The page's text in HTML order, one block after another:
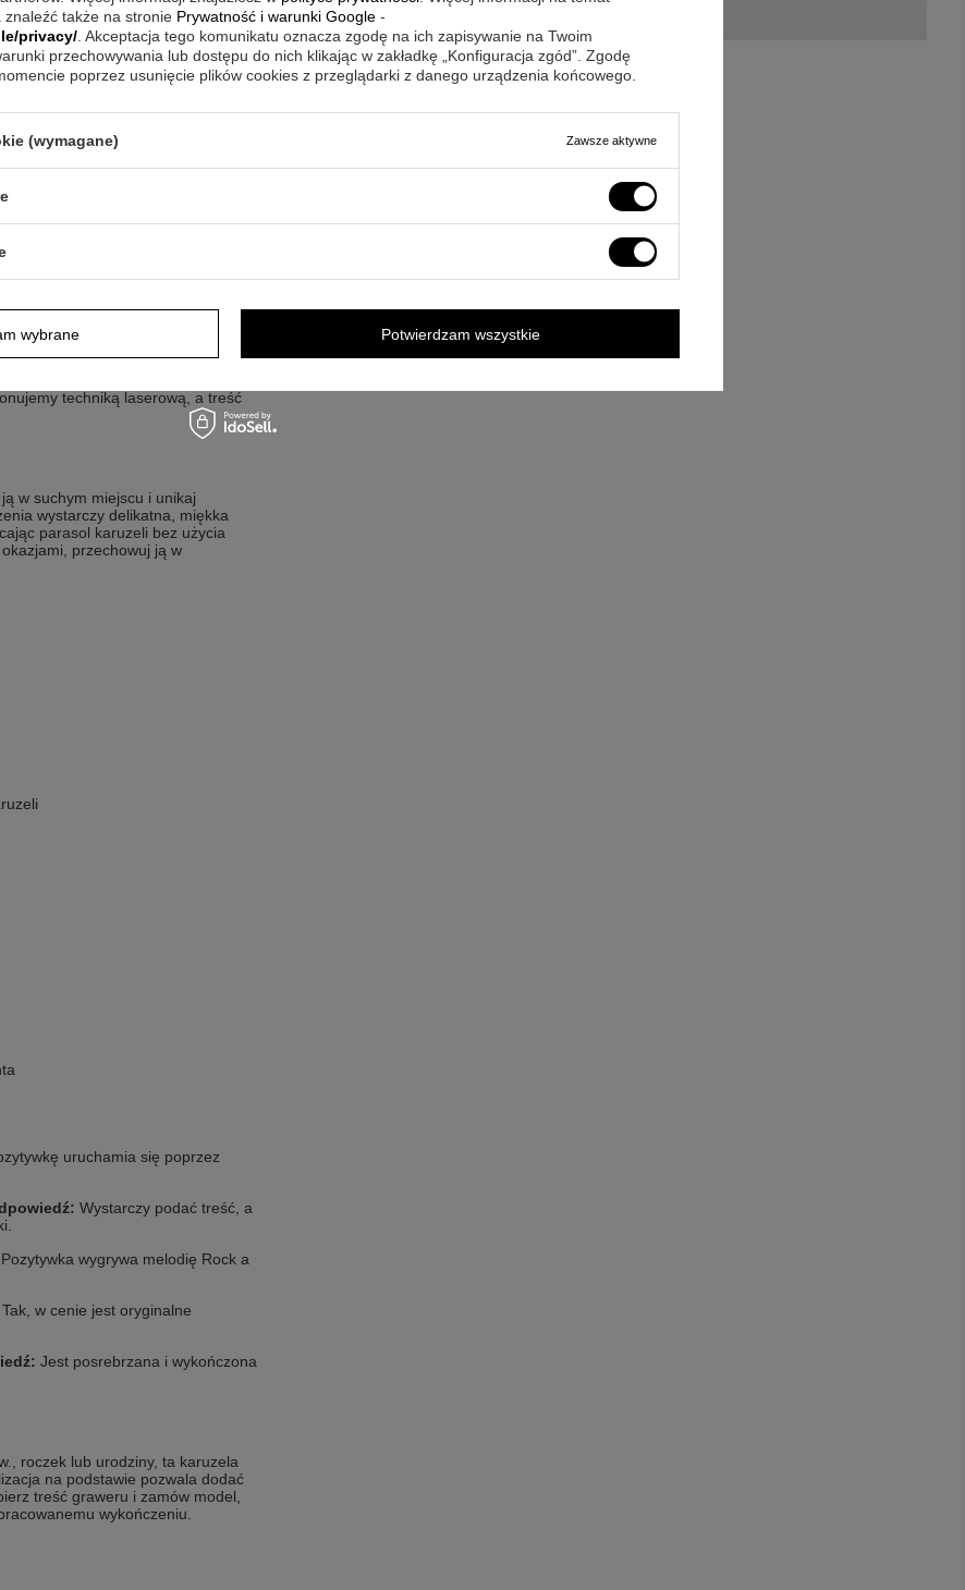
były bardziej zauważalne.
front i podstawa były dobrze
dziecięcym charakterze.
osobistym napisem
umieszczamy Twój indywidualny
wydarzenia albo imię dziecka,
techniką laserową, a treść
w suchym miejscu i unikaj
wystarczy delikatna, miękka
parasol karuzeli bez użycia
przechowuj ją w
uruchamia się poprzez
Wystarczy podać treść, a
Pozytywka wygrywa melodię Rock a
Tak, w cenie jest oryginalne
Jest posrebrzana i wykończona
roczek lub urodziny, ta karuzela
na podstawie pozwala dodać
treść graweru i zamów model,
wykończeniu.
także na stronie Prywatność i warunki Google -
privacy/ . Akceptacja tego komunikatu oznacza zgodę na ich zapisywanie na Twoim
przechowywania lub dostępu do nich klikając w zakładkę „Konfiguracja zgód”. Zgodę
poprzez usunięcie plików cookies z przeglądarki z danego urządzenia końcowego.
(wymagane) Zawsze aktywne
wybrane Potwierdzam wszystkie